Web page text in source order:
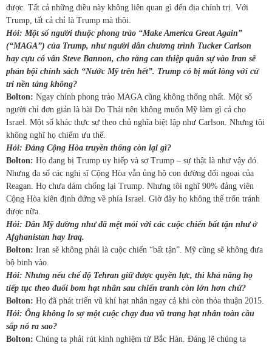
được. Tất cả những điều này không liên quan gì đến địa chính trị. Với
Trump, tất cả chỉ là Trump mà thôi.
Hỏi: Một số người thuộc phong trào “Make America Great Again”
(“MAGA”) của Trump, như người dẫn chương trình Tucker Carlson
hay cựu cố vấn Steve Bannon, cho rằng can thiệp quân sự vào Iran sẽ
phản bội chính sách “Nước Mỹ trên hết”. Trump có bị mất lòng với cử
tri nền tảng không?
Bolton: Ngay chính phong trào MAGA cũng không thống nhất. Một số
người chỉ đơn giản là bài Do Thái nên không muốn Mỹ làm gì cả cho
Israel. Một số khác thực sự theo chủ nghĩa biệt lập như Carlson. Nhưng tôi
không nghĩ họ chiếm ưu thế.
Hỏi: Đảng Cộng Hòa truyền thống còn lại gì?
Bolton: Họ đang bị Trump uy hiếp và sợ Trump – sự thật là như vậy đó.
Nhưng đa số các nghị sĩ Cộng Hòa vẫn ủng hộ con đường đối ngoại của
Reagan. Họ chưa dám chống lại Trump. Nhưng tôi nghĩ 90% đảng viên
Cộng Hòa kiên định đứng về phía Israel. Giờ đây họ không thể trốn tránh
được nữa.
Hỏi: Dân Mỹ dường như đã mệt mỏi với các cuộc chiến bất tận như ở
Afghanistan hay Iraq.
Bolton: Iran sẽ không phải là cuộc chiến “bất tận”. Mỹ cũng sẽ không đưa
bộ binh vào.
Hỏi: Nhưng nếu chế độ Tehran giữ được quyền lực, thì khả năng họ
tiếp tục theo đuổi bom hạt nhân sau chiến tranh còn lớn hơn chứ?
Bolton: Họ đã phát triển vũ khí hạt nhân ngay cả khi còn thỏa thuận 2015.
Hỏi: Ông không lo sợ một cuộc chạy đua vũ trang hạt nhân toàn cầu
sắp nổ ra sao?
Bolton: Chúng ta phải rút kinh nghiệm từ Bắc Hàn. Đáng lẽ chúng ta